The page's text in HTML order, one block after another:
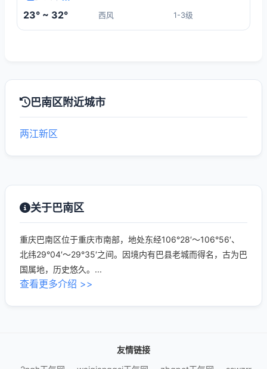
23° ~ 32° 西风 1-3级
巴南区附近城市
两江新区
关于巴南区
重庆巴南区位于重庆市南部，地处东经106°28′～106°56′、
北纬29°04′～29°35′之间。因境内有巴县老城而得名，古为巴
国属地，历史悠久。...
查看更多介绍 >>
友情链接